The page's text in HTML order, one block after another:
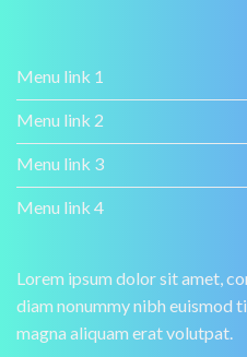
Menu link 1
Menu link 2
Menu link 3
Menu link 4
Lorem ipsum dolor sit amet,
diam nonummy nibh euismod
magna aliquam erat volutpat.